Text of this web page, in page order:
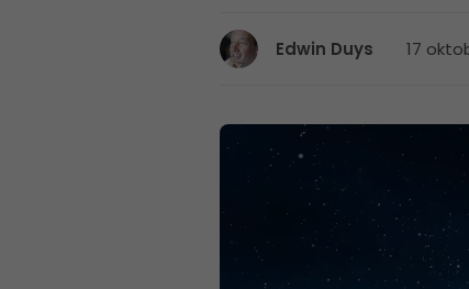
Edwin Duys 17